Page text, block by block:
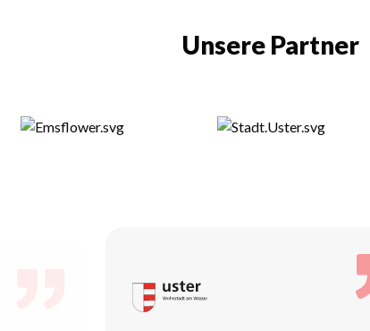
Unsere Partner